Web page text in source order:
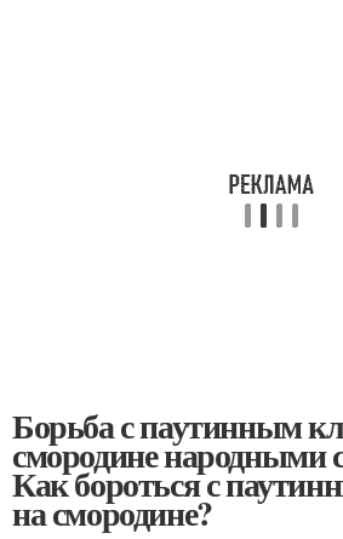
Борьба с паутинным
смородине народными
Как бороться с
на смородине?